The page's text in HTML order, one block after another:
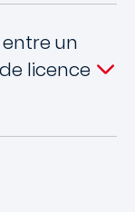
un
licence